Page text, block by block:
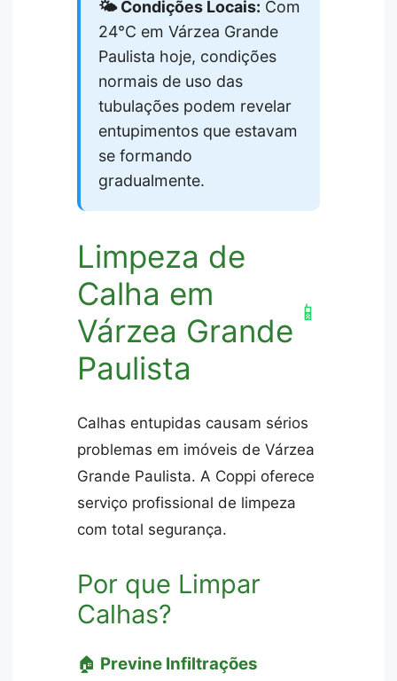
🌤️ Condições Locais: Com
24°C em Várzea Grande
Paulista hoje, condições
normais de uso das
tubulações podem revelar
entupimentos que estavam
se formando
gradualmente.
Limpeza de
Calha em
Várzea Grande
Paulista
📱
Calhas entupidas causam sérios
problemas em imóveis de Várzea
Grande Paulista. A Coppi oferece
serviço profissional de limpeza
com total segurança.
Por que Limpar
Calhas?
🏠 Previne Infiltrações